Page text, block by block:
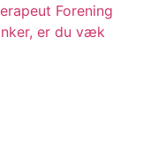
Forening
er du væk